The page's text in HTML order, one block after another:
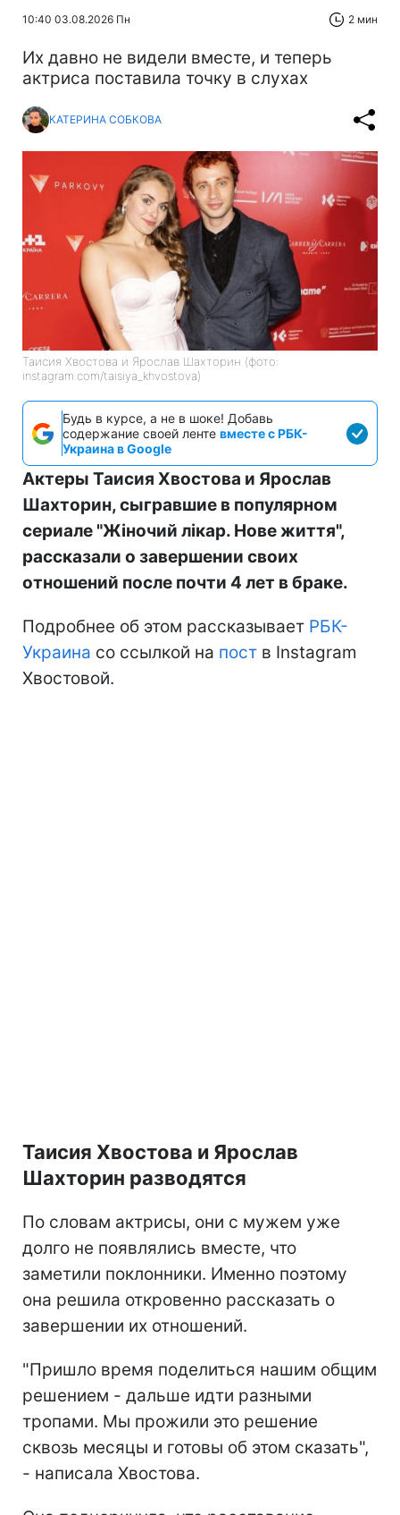
10:40 03.08.2026 Пн 2 мин
Их давно не видели вместе, и теперь
актриса поставила точку в слухах
КАТЕРИНА СОБКОВА
Таисия Хвостова и Ярослав Шахторин (фото:
instagram.com/taisiya_khvostova)
Будь в курсе, а не в шоке! Добавь
содержание своей ленте вместе с РБК-
Украина в Google
Актеры Таисия Хвостова и Ярослав
Шахторин, сыгравшие в популярном
сериале "Жіночий лікар. Нове життя",
рассказали о завершении своих
отношений после почти 4 лет в браке.
Подробнее об этом рассказывает РБК-
Украина со ссылкой на пост в Instagram
Хвостовой.
Таисия Хвостова и Ярослав
Шахторин разводятся
По словам актрисы, они с мужем уже
долго не появлялись вместе, что
заметили поклонники. Именно поэтому
она решила откровенно рассказать о
завершении их отношений.
"Пришло время поделиться нашим общим
решением - дальше идти разными
тропами. Мы прожили это решение
сквозь месяцы и готовы об этом сказать",
- написала Хвостова.